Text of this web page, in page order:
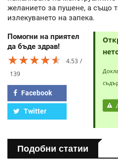
желанието за пушене, а също
излекуването на запека.
Помогни на приятел
да бъде здрав!
★★★★★
★★★★★
★★★★★
4.53
139
Facebook
Twitter
Подобни статии